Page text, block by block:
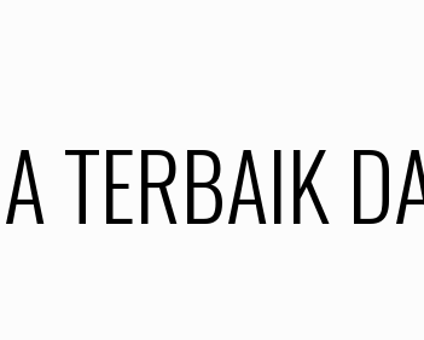
TERBAIK